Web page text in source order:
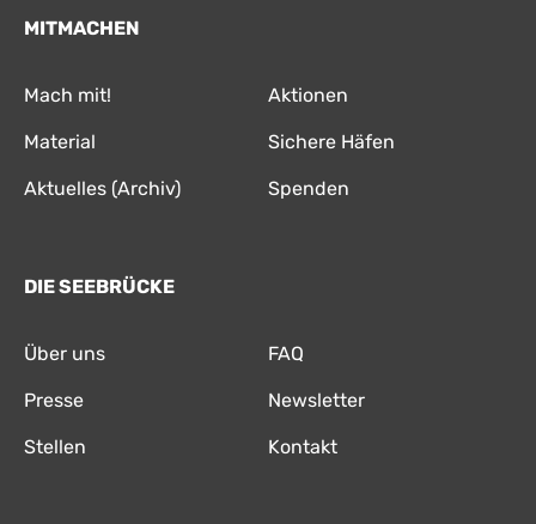
MITMACHEN
Mach mit! Aktionen
Material Sichere Häfen
Aktuelles (Archiv) Spenden
DIE SEEBRÜCKE
Über uns FAQ
Presse Newsletter
Stellen Kontakt